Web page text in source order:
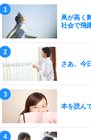
凧が高く
社会で飛
さあ、今
本を読ん